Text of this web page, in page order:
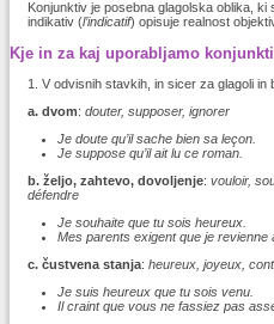
Konjunktiv je posebna glagolska oblika,
indikativ (l’indicatif) opisuje realnost
Kje in za kaj uporabljamo
1. V odvisnih stavkih, in sicer za glagoli in
a. dvom: douter, supposer, ignorer
Je doute qu’il sache bien sa leçon.
Je suppose qu’il ait lu ce roman.
b. željo, zahtevo, dovoljenje: vouloir,
défendre
Je souhaite que tu sois heureux.
Mes parents exigent que je revienne
c. čustvena stanja: heureux, joyeux,
Je suis heureux que tu sois venu.
Il craint que vous ne fassiez pas